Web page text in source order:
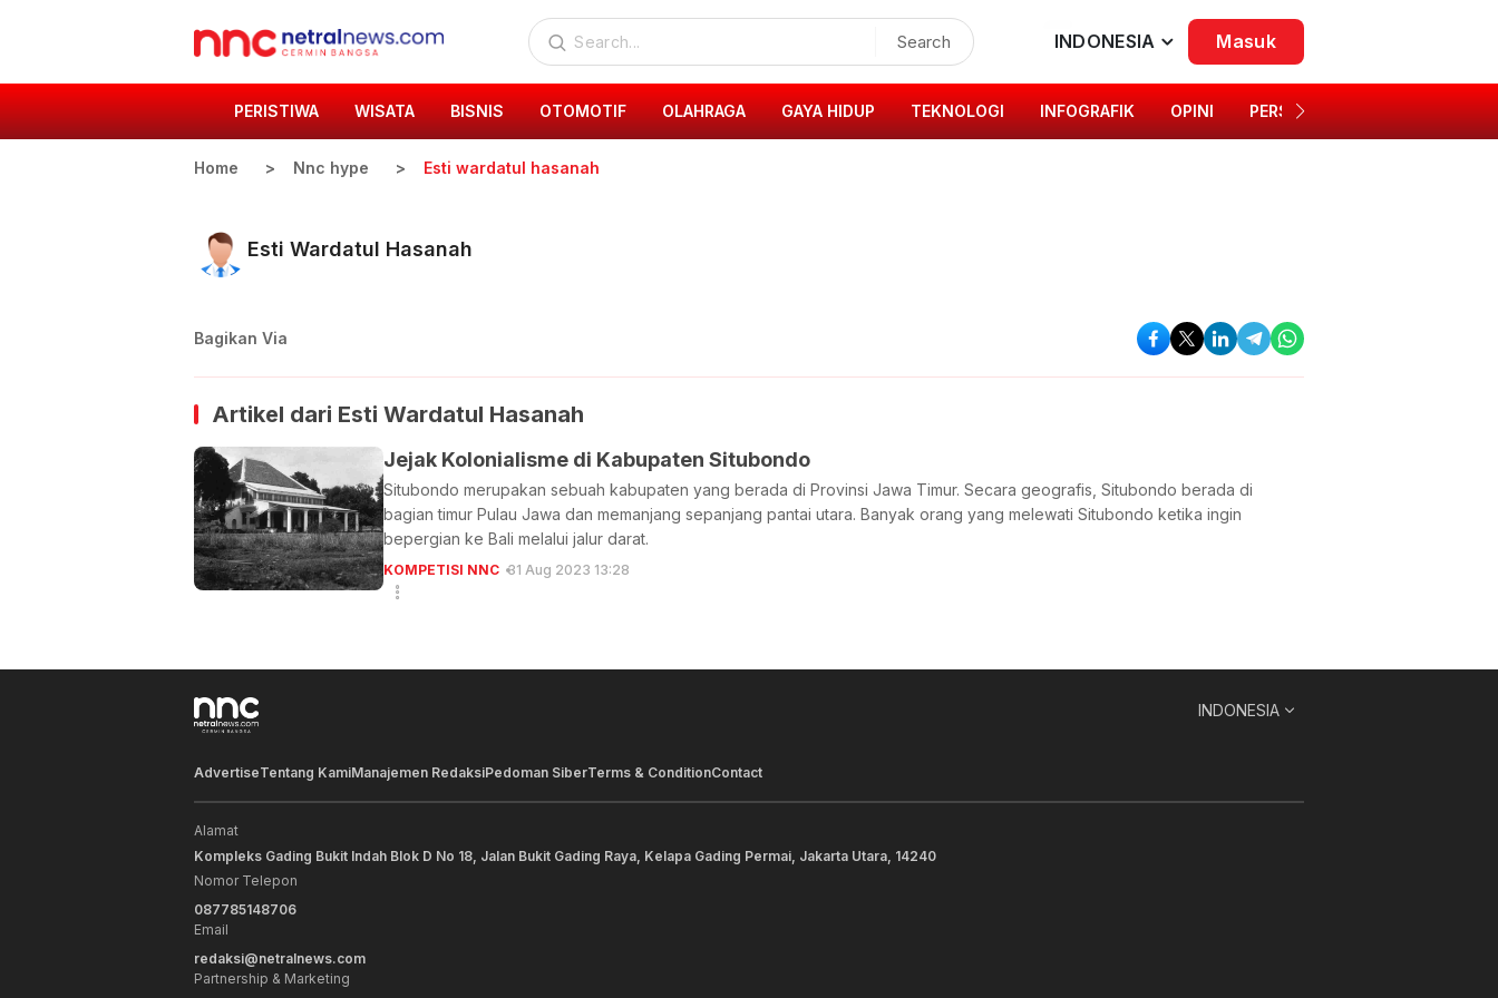
Search INDONESIA Masuk
PERISTIWA WISATA BISNIS OTOMOTIF OLAHRAGA GAYA HIDUP TEKNOLOGI INFOGRAFIK OPINI PERSONA
Home Nnc hype Esti wardatul hasanah
Esti Wardatul Hasanah
Bagikan Via
Artikel dari Esti Wardatul Hasanah
Jejak Kolonialisme di Kabupaten Situbondo
Situbondo merupakan sebuah kabupaten yang berada di Provinsi Jawa Timur. Secara geografis, Situbondo berada di
bagian timur Pulau Jawa dan memanjang sepanjang pantai utara. Banyak orang yang melewati Situbondo ketika ingin
bepergian ke Bali melalui jalur darat.
KOMPETISI NNC 31 Aug 2023 13:28
INDONESIA
AdvertiseTentang KamiManajemen RedaksiPedoman SiberTerms & ConditionContact
Alamat
Kompleks Gading Bukit Indah Blok D No 18, Jalan Bukit Gading Raya, Kelapa Gading Permai, Jakarta Utara, 14240
Nomor Telepon
087785148706
Email
redaksi@netralnews.com
Partnership & Marketing